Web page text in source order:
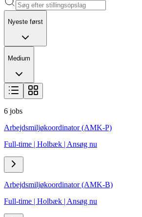
Nyeste først
Medium
6 jobs
Arbejdsmiljøkoordinator (AMK-P)
Full-time | Holbæk | Ansøg nu
Arbejdsmiljøkoordinator (AMK-B)
Full-time | Holbæk | Ansøg nu